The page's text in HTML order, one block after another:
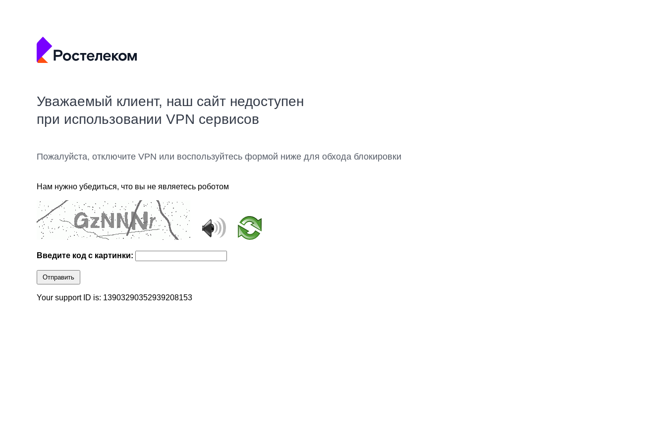
Уважаемый клиент, наш сайт недоступен
при использовании VPN сервисов
Пожалуйста, отключите VPN или воспользуйтесь формой ниже для обхода блокировки
Нам нужно убедиться, что вы не являетесь роботом
Введите код с картинки:
Отправить
Your support ID is: 13903290352939208153